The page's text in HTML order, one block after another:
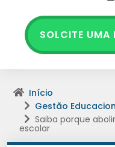
SOLCITE UMA
Início
Gestão
Saiba porque
escolar